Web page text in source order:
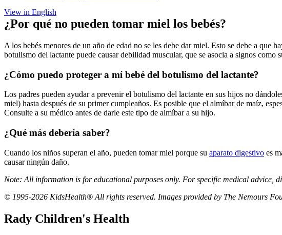
View in English
¿Por qué no pueden tomar miel los bebés?
A los bebés menores de un año de edad no se les debe dar miel. Esto se debe a que
botulismo del lactante puede causar debilidad muscular, que se asocia a signos como
¿Cómo puedo proteger a mí bebé del botulismo del lactante?
Los padres pueden ayudar a prevenir el botulismo del lactante en sus hijos no
miel) hasta después de su primer cumpleaños. Es posible que el almíbar de maíz,
Consulte a su médico antes de darle este tipo de almíbar a su hijo.
¿Qué más debería saber?
Cuando los niños superan el año, pueden tomar miel porque su aparato digestivo es
causar ningún daño.
Note: All information is for educational purposes only. For specific medical advice,
© 1995-2026 KidsHealth® All rights reserved. Images provided by The Nemours
Rady Children's Health